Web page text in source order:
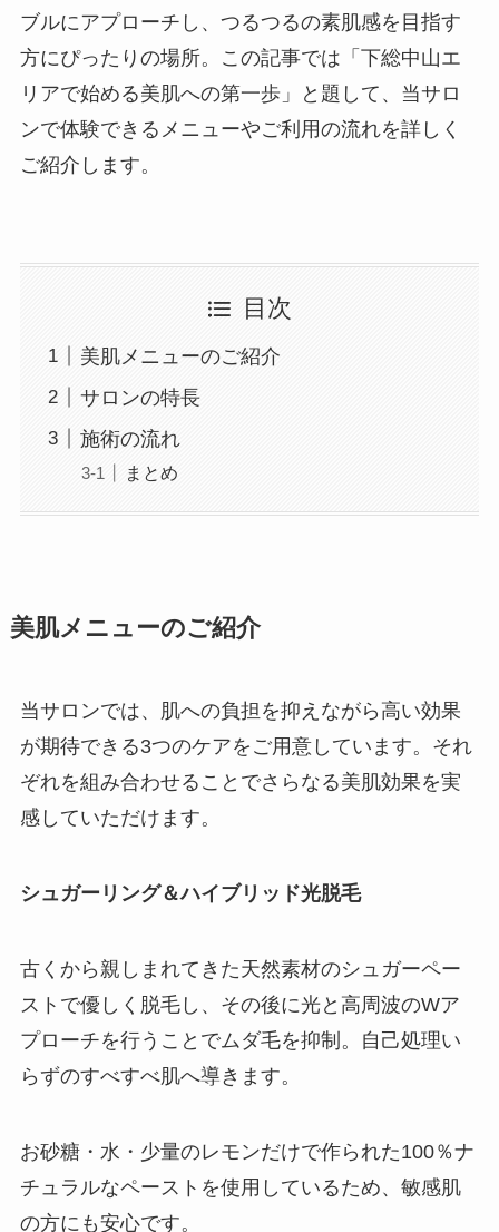
ブルにアプローチし、つるつるの素肌感を目指す
方にぴったりの場所。この記事では「下総中山エ
リアで始める美肌への第一歩」と題して、当サロ
ンで体験できるメニューやご利用の流れを詳しく
ご紹介します。
目次
美肌メニューのご紹介
サロンの特長
施術の流れ
まとめ
美肌メニューのご紹介
当サロンでは、肌への負担を抑えながら高い効果
が期待できる3つのケアをご用意しています。それ
ぞれを組み合わせることでさらなる美肌効果を実
感していただけます。
シュガーリング＆ハイブリッド光脱毛
古くから親しまれてきた天然素材のシュガーペー
ストで優しく脱毛し、その後に光と高周波のWア
プローチを行うことでムダ毛を抑制。自己処理い
らずのすべすべ肌へ導きます。
お砂糖・水・少量のレモンだけで作られた100％ナ
チュラルなペーストを使用しているため、敏感肌
の方にも安心です。